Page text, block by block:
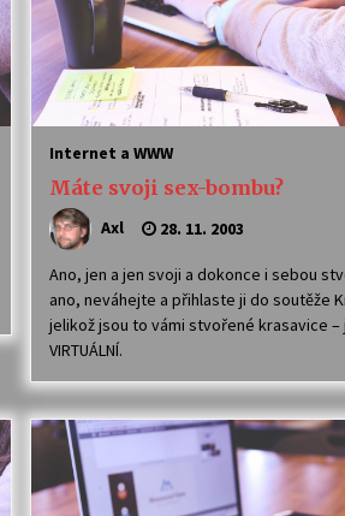
Internet a WWW
Máte svoji sex-bombu?
Axl 28. 11. 2003
Ano, jen a jen svoji a dokonce i sebou
ano, neváhejte a přihlaste ji do soutěže
jelikož jsou to vámi stvořené krasavice
VIRTUÁLNÍ.